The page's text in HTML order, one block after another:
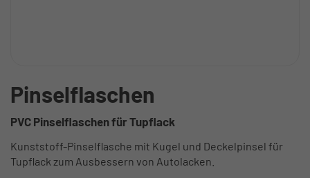
Pinselflaschen
PVC Pinselflaschen für Tupflack
Kunststoff-Pinselflasche mit Kugel und Deckelpinsel für
Tupflack zum Ausbessern von Autolacken.